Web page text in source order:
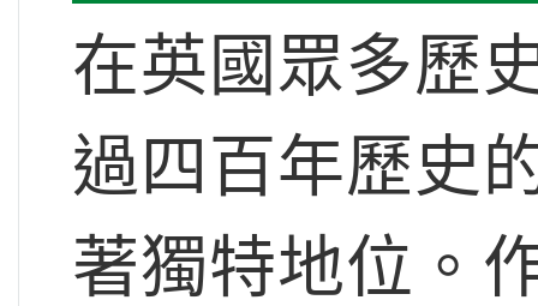
在英國眾多歷
過四百年歷史
著獨特地位。